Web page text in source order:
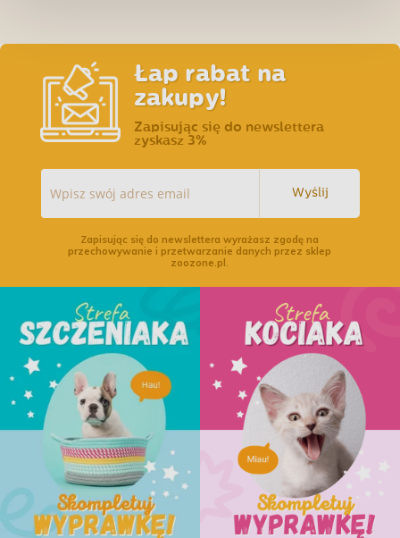
Łap rabat na
zakupy!
Zapisując się do newslettera
zyskasz 3%
Wyślij
Zapisując się do newslettera wyrażasz zgodę na
przechowywanie i przetwarzanie danych przez sklep
zoozone.pl.